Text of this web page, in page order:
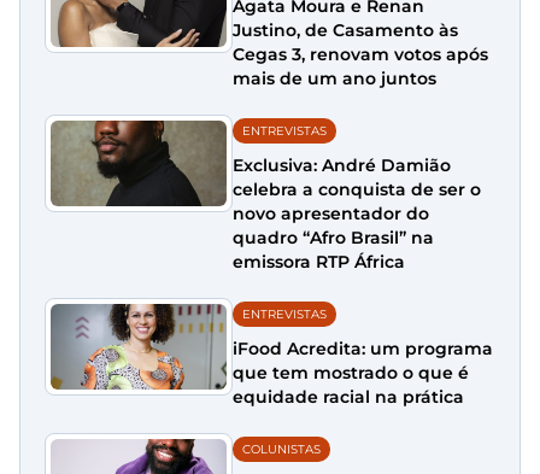
Ágata Moura e Renan
Justino, de Casamento às
Cegas 3, renovam votos após
mais de um ano juntos
ENTREVISTAS
Exclusiva: André Damião
celebra a conquista de ser o
novo apresentador do
quadro “Afro Brasil” na
emissora RTP África
ENTREVISTAS
iFood Acredita: um programa
que tem mostrado o que é
equidade racial na prática
COLUNISTAS